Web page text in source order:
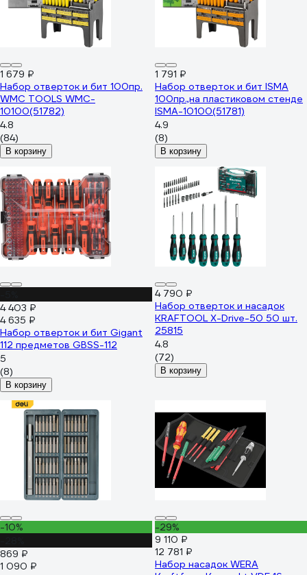
1 679 ₽
Набор отверток и бит 100пр.
WMC TOOLS WMC-
10100(51782)
4.8
(84)
В корзину
1 791 ₽
Набор отверток и бит ISMA
100пр.,на пластиковом стенде
ISMA-10100(51781)
4.9
(8)
В корзину
4 403 ₽
4 635 ₽
Набор отверток и бит Gigant
112 предметов GBSS-112
5
(8)
В корзину
4 790 ₽
Набор отверток и насадок
KRAFTOOL X-Drive-50 50 шт.
25815
4.8
(72)
В корзину
-10%
869 ₽
1 090 ₽
-29%
9 110 ₽
12 781 ₽
Набор насадок WERA